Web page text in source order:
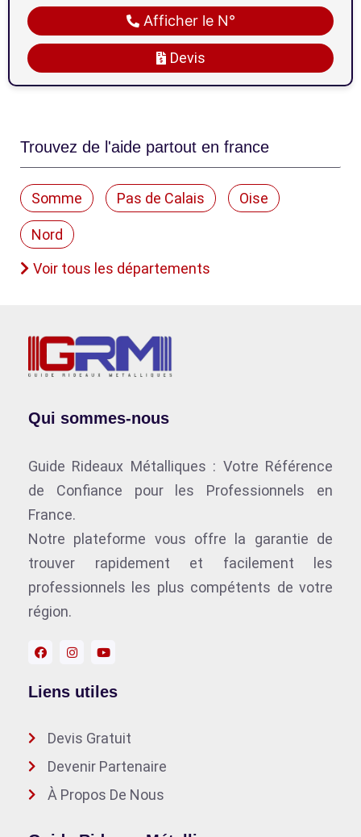
Devis
Afficher le N°
Trouvez de l'aide partout en france
Somme Pas de Calais Oise
Nord
Voir tous les départements
Qui sommes-nous
Guide Rideaux Métalliques : Votre Référence
de Confiance pour les Professionnels en
France.
Notre plateforme vous offre la garantie de
trouver rapidement et facilement les
professionnels les plus compétents de votre
région.
Liens utiles
Devis Gratuit
Devenir Partenaire
À Propos De Nous